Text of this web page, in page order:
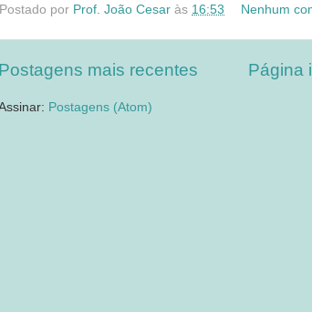
Postado por Prof. João Cesar às 16:53 Nenhum
Postagens mais recentes Página
Postagens (Atom)